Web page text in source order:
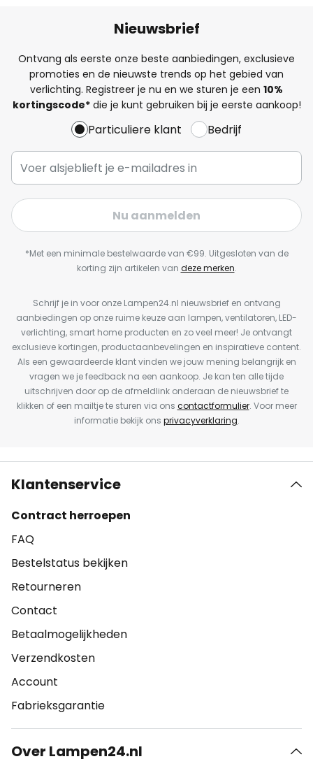
Nieuwsbrief
Ontvang als eerste onze beste aanbiedingen, exclusieve
promoties en de nieuwste trends op het gebied van
verlichting. Registreer je nu en we sturen je een 10%
kortingscode*die je kunt gebruiken bij je eerste aankoop!
Particuliere klant Bedrijf
Nu aanmelden
*Met een minimale bestelwaarde van €99. Uitgesloten van de
korting zijn artikelen van deze merken.
Schrijf je in voor onze Lampen24.nl nieuwsbrief en ontvang
aanbiedingen op onze ruime keuze aan lampen, ventilatoren, LED-
verlichting, smart home producten en zo veel meer! Je ontvangt
exclusieve kortingen, productaanbevelingen en inspiratieve content.
Als een gewaardeerde klant vinden we jouw mening belangrijk en
vragen we je feedback na een aankoop. Je kan ten alle tijde
uitschrijven door op de afmeldlink onderaan de nieuwsbrief te
klikken of een mailtje te sturen via ons contactformulier. Voor meer
informatie bekijk ons privacyverklaring.
Klantenservice
Contract herroepen
FAQ
Bestelstatus bekijken
Retourneren
Contact
Betaalmogelijkheden
Verzendkosten
Account
Fabrieksgarantie
Over Lampen24.nl